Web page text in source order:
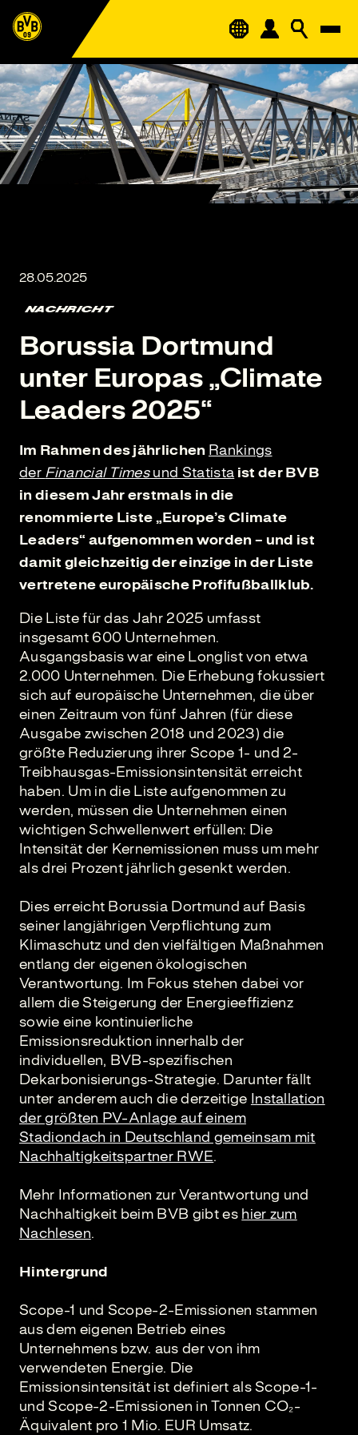
NACHRICHT
Borussia Dortmund
unter Europas „Climate
Leaders 2025“
Im Rahmen des jährlichen Rankings
der Financial Timesund Statista ist der BVB
in diesem Jahr erstmals in die
renommierte Liste „Europe’s Climate
Leaders“ aufgenommen worden – und ist
damit gleichzeitig der einzige in der Liste
vertretene europäische Profifußballklub.
Die Liste für das Jahr 2025 umfasst
insgesamt 600 Unternehmen.
Ausgangsbasis war eine Longlist von etwa
2.000 Unternehmen. Die Erhebung fokussiert
sich auf europäische Unternehmen, die über
einen Zeitraum von fünf Jahren (für diese
Ausgabe zwischen 2018 und 2023) die
größte Reduzierung ihrer Scope 1- und 2-
Treibhausgas-Emissionsintensität erreicht
haben. Um in die Liste aufgenommen zu
werden, müssen die Unternehmen einen
wichtigen Schwellenwert erfüllen: Die
Intensität der Kernemissionen muss um mehr
als drei Prozent jährlich gesenkt werden.
Dies erreicht Borussia Dortmund auf Basis
seiner langjährigen Verpflichtung zum
Klimaschutz und den vielfältigen Maßnahmen
entlang der eigenen ökologischen
Verantwortung. Im Fokus stehen dabei vor
allem die Steigerung der Energieeffizienz
sowie eine kontinuierliche
Emissionsreduktion innerhalb der
individuellen, BVB-spezifischen
Dekarbonisierungs-Strategie. Darunter fällt
unter anderem auch die derzeitige Installation
der größten PV-Anlage auf einem
Stadiondach in Deutschland gemeinsam mit
Nachhaltigkeitspartner RWE.
Mehr Informationen zur Verantwortung und
Nachhaltigkeit beim BVB gibt es hier zum
Nachlesen.
Hintergrund
Scope-1 und Scope-2-Emissionen stammen
aus dem eigenen Betrieb eines
Unternehmens bzw. aus der von ihm
verwendeten Energie. Die
Emissionsintensität ist definiert als Scope-1-
und Scope-2-Emissionen in Tonnen CO₂-
Äquivalent pro 1 Mio. EUR Umsatz.